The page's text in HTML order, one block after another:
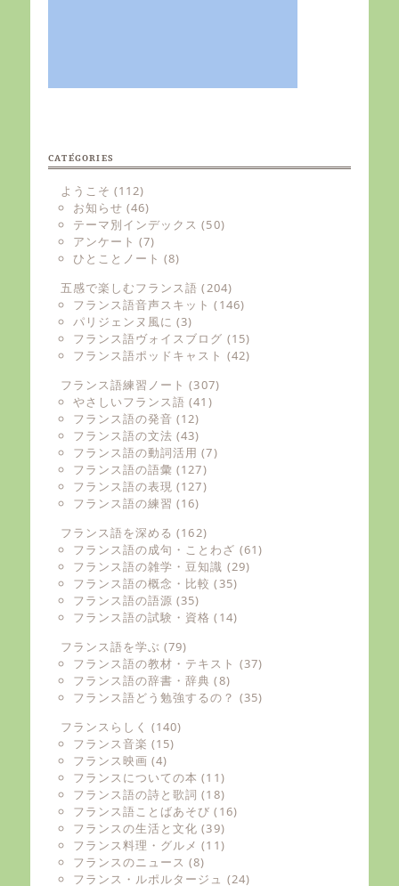
CATÉGORIES
ようこそ (112)
お知らせ (46)
テーマ別インデックス (50)
アンケート (7)
ひとことノート (8)
五感で楽しむフランス語 (204)
フランス語音声スキット (146)
パリジェンヌ風に (3)
フランス語ヴォイスブログ (15)
フランス語ポッドキャスト (42)
フランス語練習ノート (307)
やさしいフランス語 (41)
フランス語の発音 (12)
フランス語の文法 (43)
フランス語の動詞活用 (7)
フランス語の語彙 (127)
フランス語の表現 (127)
フランス語の練習 (16)
フランス語を深める (162)
フランス語の成句・ことわざ (61)
フランス語の雑学・豆知識 (29)
フランス語の概念・比較 (35)
フランス語の語源 (35)
フランス語の試験・資格 (14)
フランス語を学ぶ (79)
フランス語の教材・テキスト (37)
フランス語の辞書・辞典 (8)
フランス語どう勉強するの？ (35)
フランスらしく (140)
フランス音楽 (15)
フランス映画 (4)
フランスについての本 (11)
フランス語の詩と歌詞 (18)
フランス語ことばあそび (16)
フランスの生活と文化 (39)
フランス料理・グルメ (11)
フランスのニュース (8)
フランス・ルポルタージュ (24)